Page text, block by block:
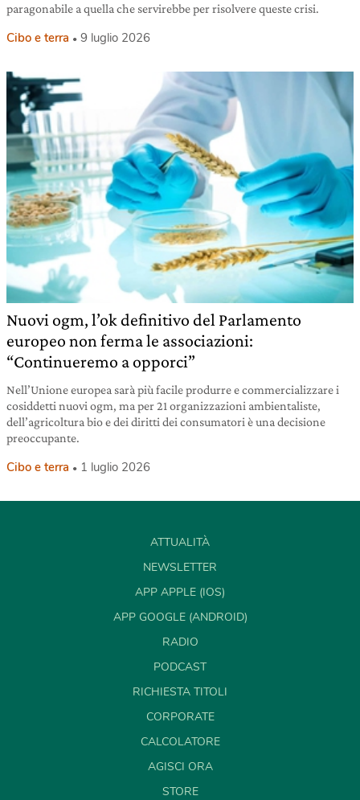
paragonabile a quella che servirebbe per risolvere queste crisi.
Cibo e terra 9 luglio 2026
Nuovi ogm, l’ok definitivo del Parlamento
europeo non ferma le associazioni:
“Continueremo a opporci”
Nell’Unione europea sarà più facile produrre e commercializzare i
cosiddetti nuovi ogm, ma per 21 organizzazioni ambientaliste,
dell’agricoltura bio e dei diritti dei consumatori è una decisione
preoccupante.
Cibo e terra 1 luglio 2026
ATTUALITÀ
NEWSLETTER
APP APPLE (IOS)
APP GOOGLE (ANDROID)
RADIO
PODCAST
RICHIESTA TITOLI
CORPORATE
CALCOLATORE
AGISCI ORA
STORE